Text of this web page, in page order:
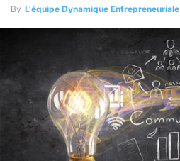
By L'équipe Dynamique Entrepreneuriale